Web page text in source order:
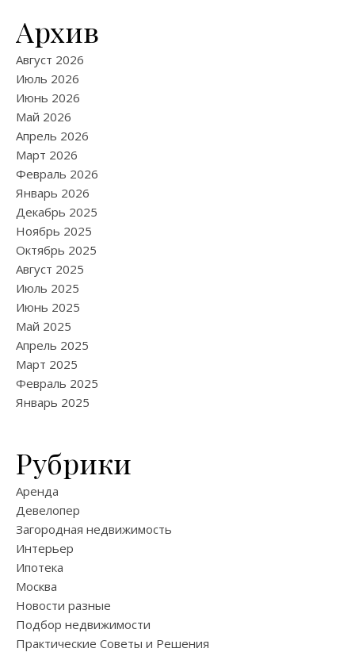
Архив
Август 2026
Июль 2026
Июнь 2026
Май 2026
Апрель 2026
Март 2026
Февраль 2026
Январь 2026
Декабрь 2025
Ноябрь 2025
Октябрь 2025
Август 2025
Июль 2025
Июнь 2025
Май 2025
Апрель 2025
Март 2025
Февраль 2025
Январь 2025
Рубрики
Аренда
Девелопер
Загородная недвижимость
Интерьер
Ипотека
Москва
Новости разные
Подбор недвижимости
Практические Советы и Решения